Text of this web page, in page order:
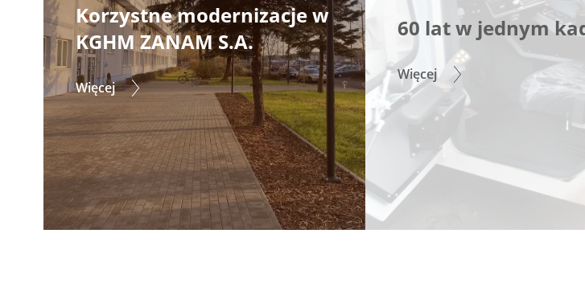
Korzystne modernizacje w
KGHM ZANAM S.A.
Więcej
60 lat w jednym
Więcej